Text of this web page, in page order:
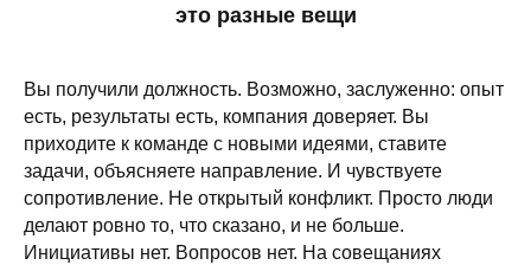
это разные вещи
Вы получили должность. Возможно, заслуженно: опыт
есть, результаты есть, компания доверяет. Вы
приходите к команде с новыми идеями, ставите
задачи, объясняете направление. И чувствуете
сопротивление. Не открытый конфликт. Просто люди
делают ровно то, что сказано, и не больше.
Инициативы нет. Вопросов нет. На совещаниях